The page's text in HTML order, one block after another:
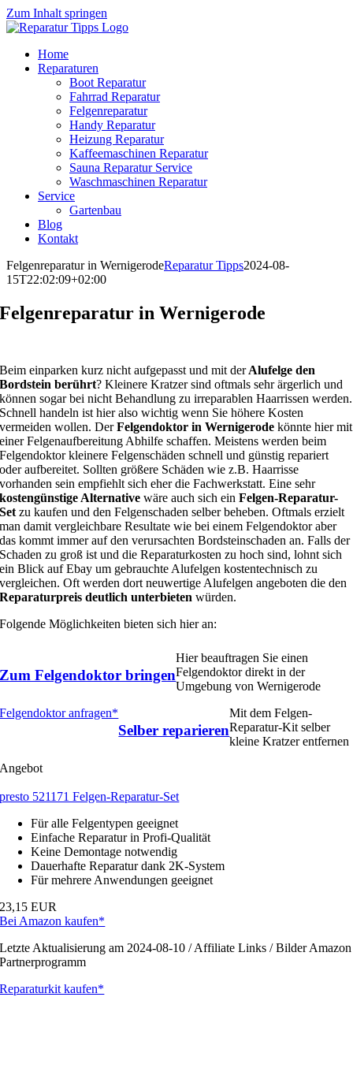
Zum Inhalt springen
Home
Reparaturen
Boot Reparatur
Fahrrad Reparatur
Felgenreparatur
Handy Reparatur
Heizung Reparatur
Kaffeemaschinen Reparatur
Sauna Reparatur Service
Waschmaschinen Reparatur
Service
Gartenbau
Blog
Kontakt
Felgenreparatur in WernigerodeReparatur Tipps2024-08-
15T22:02:09+02:00
Felgenreparatur in Wernigerode
Beim einparken kurz nicht aufgepasst und mit derAlufelge den
Bordstein berührt? Kleinere Kratzer sind oftmals sehr ärgerlich und
können sogar bei nicht Behandlung zu irreparablen Haarrissen werden.
Schnell handeln ist hier also wichtig wenn Sie höhere Kosten
vermeiden wollen. DerFelgendoktor in Wernigerode könnte hier mit
einer Felgenaufbereitung Abhilfe schaffen. Meistens werden beim
Felgendoktor kleinere Felgenschäden schnell und günstig repariert
oder aufbereitet. Sollten größere Schäden wie z.B. Haarrisse
vorhanden sein empfiehlt sich eher die Fachwerkstatt. Eine sehr
kostengünstige Alternative wäre auch sich einFelgen-Reparatur-
Set zu kaufen und den Felgenschaden selber beheben. Oftmals erzielt
man damit vergleichbare Resultate wie bei einem Felgendoktor aber
das kommt immer auf den verursachten Bordsteinschaden an. Falls der
Schaden zu groß ist und die Reparaturkosten zu hoch sind, lohnt sich
ein Blick auf Ebay um gebrauchte Alufelgen kostentechnisch zu
vergleichen. Oft werden dort neuwertige Alufelgen angeboten die den
Reparaturpreis deutlich unterbieten würden.
Folgende Möglichkeiten bieten sich hier an:
Zum Felgendoktor bringen
Hier beauftragen Sie einen
Felgendoktor direkt in der
Umgebung von Wernigerode
Felgendoktor anfragen*
Selber reparieren
Mit dem Felgen-
Reparatur-Kit selber
kleine Kratzer entfernen
Angebot
presto 521171 Felgen-Reparatur-Set
Für alle Felgentypen geeignet
Einfache Reparatur in Profi-Qualität
Keine Demontage notwendig
Dauerhafte Reparatur dank 2K-System
Für mehrere Anwendungen geeignet
23,15 EUR
Bei Amazon kaufen*
Letzte Aktualisierung am 2024-08-10 / Affiliate Links / Bilder Amazon
Partnerprogramm
Reparaturkit kaufen*